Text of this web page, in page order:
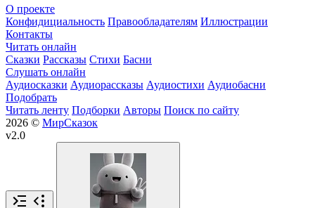
О проекте
Конфидициальность Правообладателям Иллюстрации
Контакты
Читать онлайн
Сказки Рассказы Стихи Басни
Слушать онлайн
Аудиосказки Аудиорассказы Аудиостихи Аудиобасни
Подобрать
Читать ленту Подборки Авторы Поиск по сайту
2026 © МирСказок
v2.0